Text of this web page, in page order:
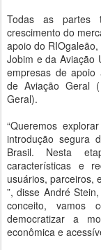
Todas as partes
crescimento do
apoio do
Jobim e da Aviação
empresas de apoio
de Aviação Geral
Geral).
“Queremos
introdução segura
Brasil. Nesta
características e
usuários, parceiros,
”, disse André
conceito, vamos
democratizar a
econômica e